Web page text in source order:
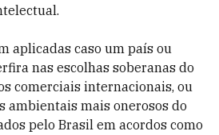
aplicadas caso um país ou
nas escolhas soberanas do
comerciais internacionais, ou
ambientais mais onerosos do
pelo Brasil em acordos como